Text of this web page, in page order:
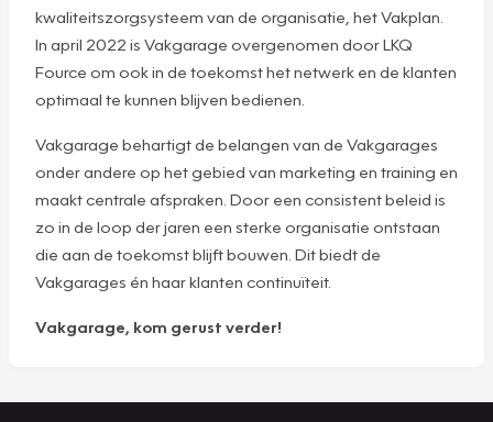
kwaliteitszorgsysteem van de organisatie, het Vakplan.
In april 2022 is Vakgarage overgenomen door LKQ
Fource om ook in de toekomst het netwerk en de klanten
optimaal te kunnen blijven bedienen.
Vakgarage behartigt de belangen van de Vakgarages
onder andere op het gebied van marketing en training en
maakt centrale afspraken. Door een consistent beleid is
zo in de loop der jaren een sterke organisatie ontstaan
die aan de toekomst blijft bouwen. Dit biedt de
Vakgarages én haar klanten continuïteit.
Vakgarage, kom gerust verder!